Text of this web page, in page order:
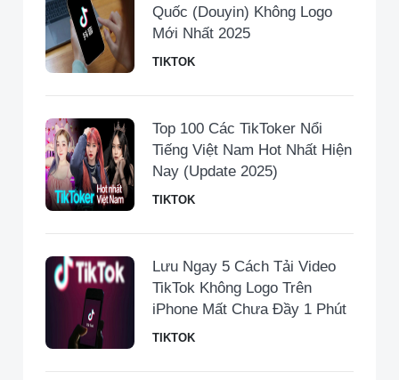
Quốc (Douyin) Không Logo
Mới Nhất 2025
TIKTOK
Top 100 Các TikToker Nổi
Tiếng Việt Nam Hot Nhất Hiện
Nay (Update 2025)
TIKTOK
Lưu Ngay 5 Cách Tải Video
TikTok Không Logo Trên
iPhone Mất Chưa Đầy 1 Phút
TIKTOK